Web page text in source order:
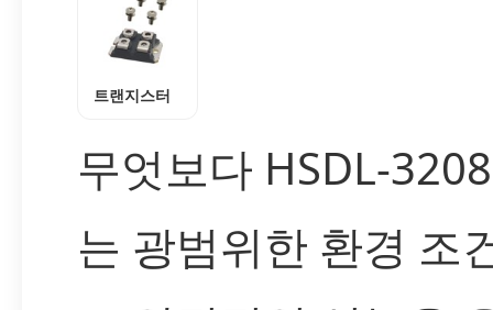
트랜지스터
무엇보다 HSDL-
는 광범위한 환경 조